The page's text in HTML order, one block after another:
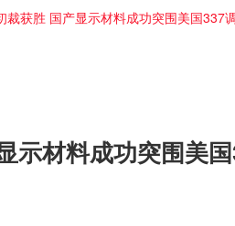
裁获胜 国产显示材料成功突围美国337
示材料成功突围美